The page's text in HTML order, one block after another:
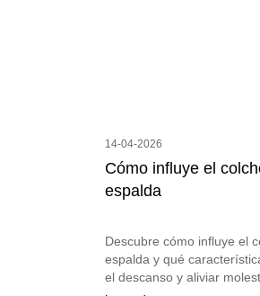
14-04-2026
Cómo influye el
espalda
Descubre cómo influye el
espalda y qué
el descanso y aliviar